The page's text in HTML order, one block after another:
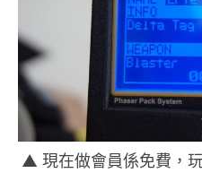
▲ 現在做會員係免費，